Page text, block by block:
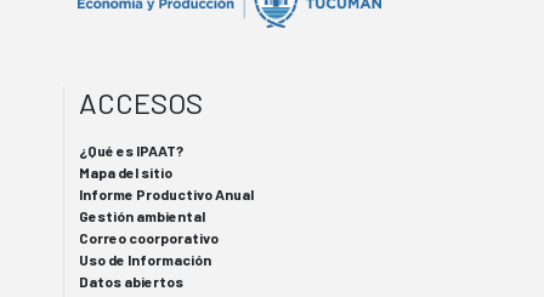
ACCESOS
¿Qué es IPAAT?
Mapa del sitio
Informe Productivo Anual
Gestión ambiental
Correo coorporativo
Uso de Información
Datos abiertos